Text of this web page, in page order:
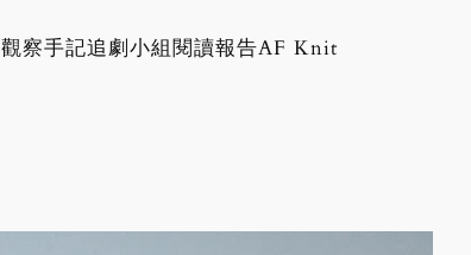
觀察手記追劇小組閱讀報告AF Knit